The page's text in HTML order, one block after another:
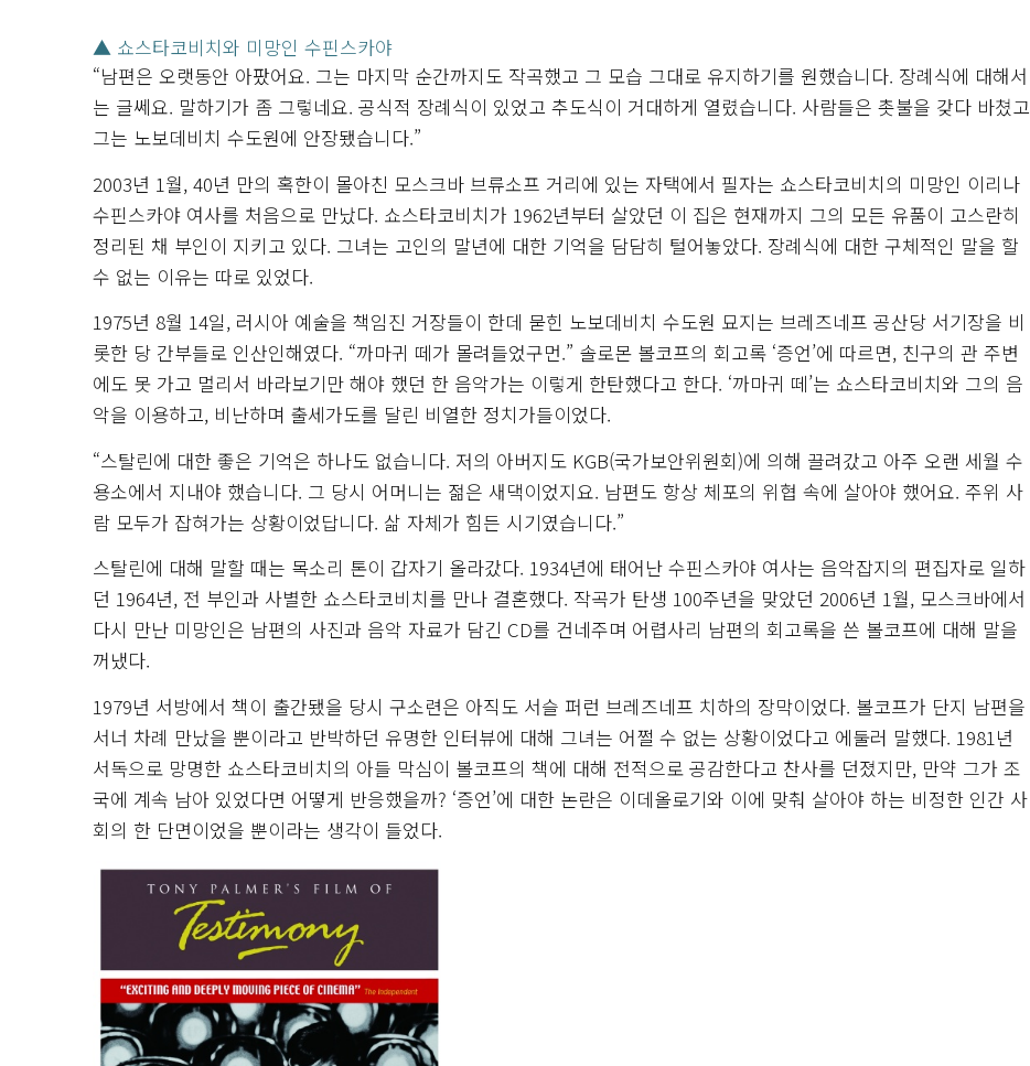
▲ 쇼스타코비치와 미망인 수핀스카야
“남편은 오랫동안 아팠어요. 그는 마지막 순간까지도 작곡했고 그 모습 그대로 유지하기를 원했습니다. 장례식에 대해서
는 글쎄요. 말하기가 좀 그렇네요. 공식적 장례식이 있었고 추도식이 거대하게 열렸습니다. 사람들은 촛불을 갖다 바쳤고
그는 노보데비치 수도원에 안장됐습니다.”
2003년 1월, 40년 만의 혹한이 몰아친 모스크바 브류소프 거리에 있는 자택에서 필자는 쇼스타코비치의 미망인 이리나
수핀스카야 여사를 처음으로 만났다. 쇼스타코비치가 1962년부터 살았던 이 집은 현재까지 그의 모든 유품이 고스란히
정리된 채 부인이 지키고 있다. 그녀는 고인의 말년에 대한 기억을 담담히 털어놓았다. 장례식에 대한 구체적인 말을 할
수 없는 이유는 따로 있었다.
1975년 8월 14일, 러시아 예술을 책임진 거장들이 한데 묻힌 노보데비치 수도원 묘지는 브레즈네프 공산당 서기장을 비
롯한 당 간부들로 인산인해였다. “까마귀 떼가 몰려들었구먼.” 솔로몬 볼코프의 회고록 ‘증언’에 따르면, 친구의 관 주변
에도 못 가고 멀리서 바라보기만 해야 했던 한 음악가는 이렇게 한탄했다고 한다. ‘까마귀 떼’는 쇼스타코비치와 그의 음
악을 이용하고, 비난하며 출세가도를 달린 비열한 정치가들이었다.
“스탈린에 대한 좋은 기억은 하나도 없습니다. 저의 아버지도 KGB(국가보안위원회)에 의해 끌려갔고 아주 오랜 세월 수
용소에서 지내야 했습니다. 그 당시 어머니는 젊은 새댁이었지요. 남편도 항상 체포의 위협 속에 살아야 했어요. 주위 사
람 모두가 잡혀가는 상황이었답니다. 삶 자체가 힘든 시기였습니다.”
스탈린에 대해 말할 때는 목소리 톤이 갑자기 올라갔다. 1934년에 태어난 수핀스카야 여사는 음악잡지의 편집자로 일하
던 1964년, 전 부인과 사별한 쇼스타코비치를 만나 결혼했다. 작곡가 탄생 100주년을 맞았던 2006년 1월, 모스크바에서
다시 만난 미망인은 남편의 사진과 음악 자료가 담긴 CD를 건네주며 어렵사리 남편의 회고록을 쓴 볼코프에 대해 말을
꺼냈다.
1979년 서방에서 책이 출간됐을 당시 구소련은 아직도 서슬 퍼런 브레즈네프 치하의 장막이었다. 볼코프가 단지 남편을
서너 차례 만났을 뿐이라고 반박하던 유명한 인터뷰에 대해 그녀는 어쩔 수 없는 상황이었다고 에둘러 말했다. 1981년
서독으로 망명한 쇼스타코비치의 아들 막심이 볼코프의 책에 대해 전적으로 공감한다고 찬사를 던졌지만, 만약 그가 조
국에 계속 남아 있었다면 어떻게 반응했을까? ‘증언’에 대한 논란은 이데올로기와 이에 맞춰 살아야 하는 비정한 인간 사
회의 한 단면이었을 뿐이라는 생각이 들었다.